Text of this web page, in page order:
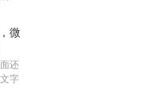
微
还
字